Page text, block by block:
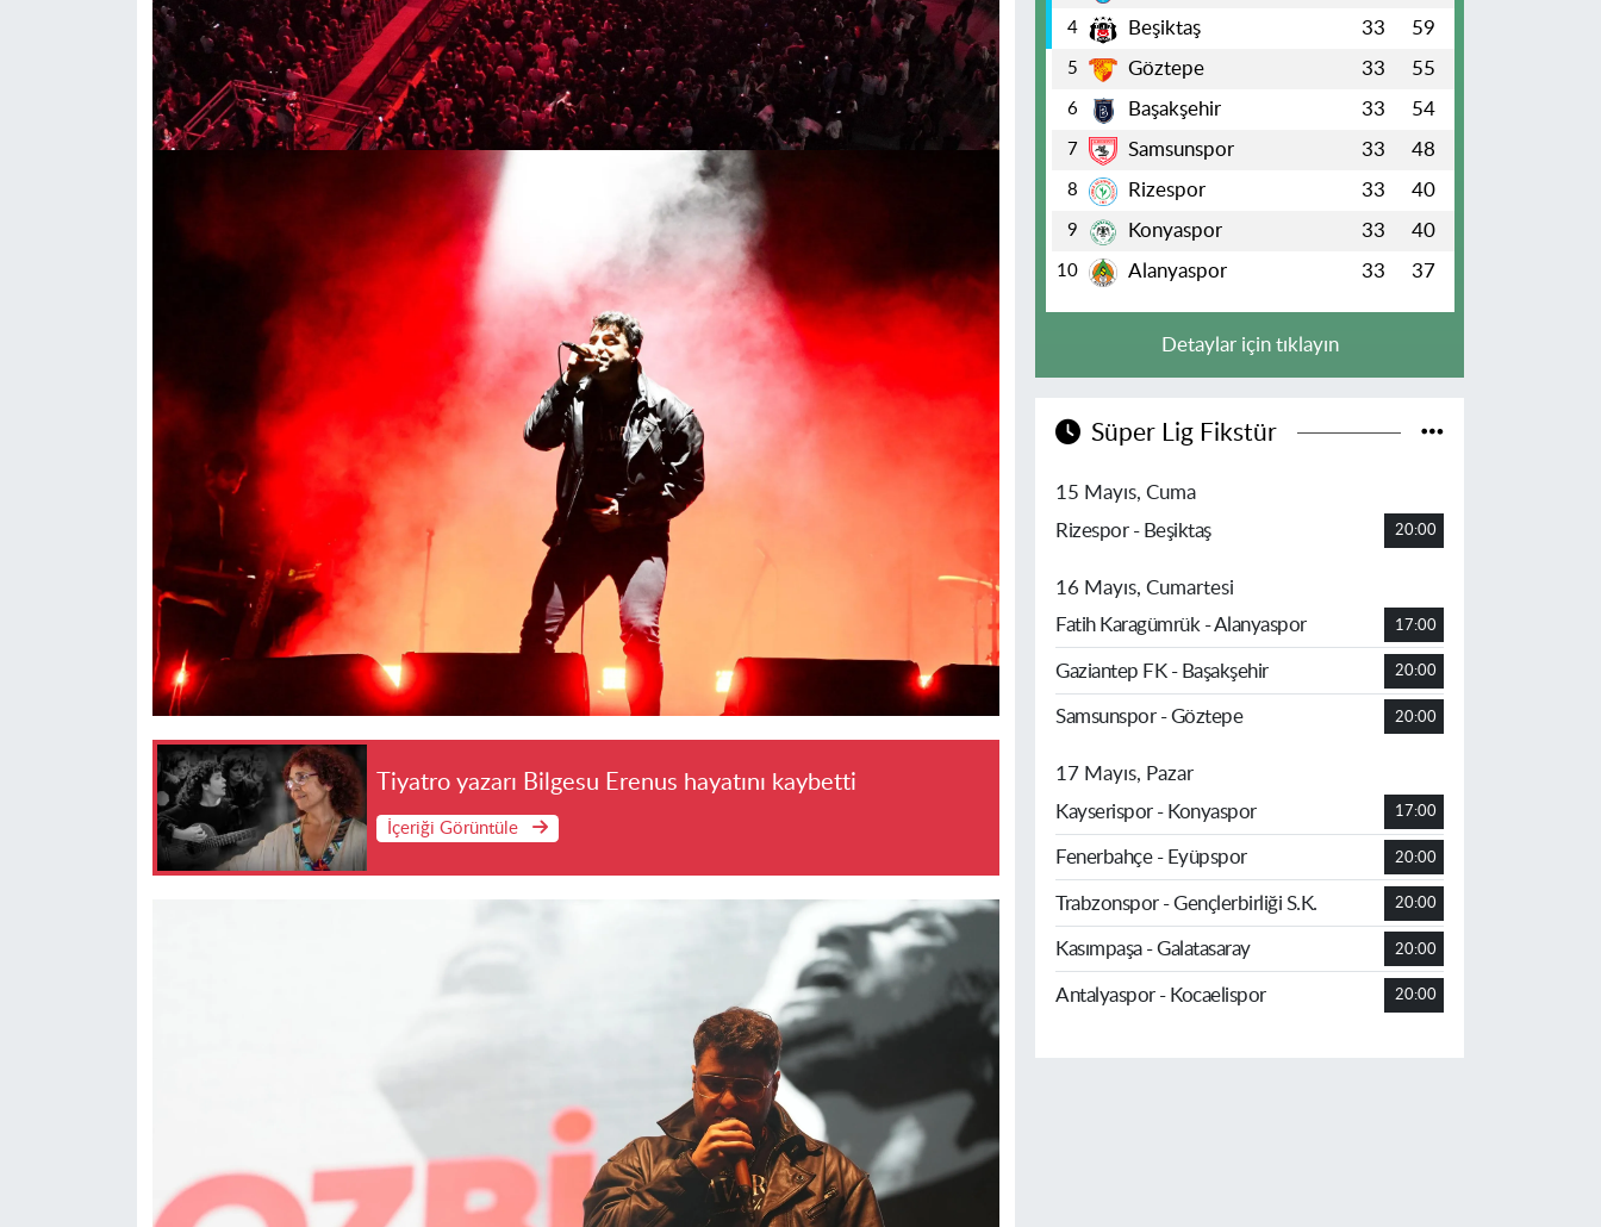
Tiyatro yazarı Bilgesu Erenus hayatını kaybetti
İçeriği Görüntüle
4 Beşiktaş 33 59
5 Göztepe 33 55
6 Başakşehir 33 54
7 Samsunspor 33 48
8 Rizespor 33 40
9 Konyaspor 33 40
10 Alanyaspor 33 37
Detaylar için tıklayın
Süper Lig Fikstür
15 Mayıs, Cuma
Rizespor - Beşiktaş
20:00
16 Mayıs, Cumartesi
Fatih Karagümrük - Alanyaspor
17:00
Gaziantep FK - Başakşehir 20:00
Samsunspor - Göztepe 20:00
17 Mayıs, Pazar
Kayserispor - Konyaspor
17:00
Fenerbahçe - Eyüpspor 20:00
Trabzonspor - Gençlerbirliği S.K. 20:00
Kasımpaşa - Galatasaray 20:00
Antalyaspor - Kocaelispor 20:00